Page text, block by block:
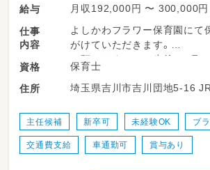
給与
月収192,000円 〜 300,000円
仕事
内容
よしかわフラワー保育園にて
がけていただきます。
お預かりするのは生後6ヶ月～
幼児で、定員60名です。
●専任講師による教室開催！
音楽やリトミック教室、英語
ど、外部講師を招いて体操教
資格
保育士
住所
埼玉
主任候補 新卒可 未経験OK ブ
交通費支給 車通勤可 賞与あり